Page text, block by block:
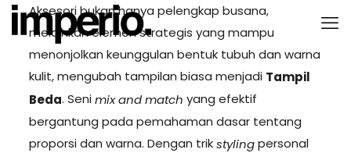
Aksesori bukan hanya pelengkap busana,
melainkan elemen strategis yang mampu
menonjolkan keunggulan bentuk tubuh dan warna
kulit, mengubah tampilan biasa menjadi Tampil
Beda. Senimix and match yang efektif
bergantung pada pemahaman dasar tentang
proporsi dan warna. Dengan trikstylingpersonal